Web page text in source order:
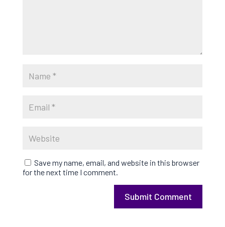
Save my name, email, and website in this browser
for the next time I comment.
Submit Comment